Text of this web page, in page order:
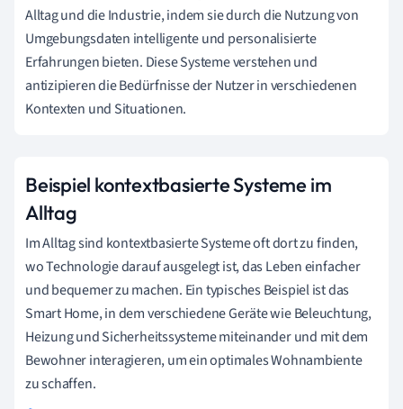
Alltag und die Industrie, indem sie durch die Nutzung von
Umgebungsdaten intelligente und personalisierte
Erfahrungen bieten. Diese Systeme verstehen und
antizipieren die Bedürfnisse der Nutzer in verschiedenen
Kontexten und Situationen.
Beispiel kontextbasierte Systeme im
Alltag
Im Alltag sind kontextbasierte Systeme oft dort zu finden,
wo Technologie darauf ausgelegt ist, das Leben einfacher
und bequemer zu machen. Ein typisches Beispiel ist das
Smart Home, in dem verschiedene Geräte wie Beleuchtung,
Heizung und Sicherheitssysteme miteinander und mit dem
Bewohner interagieren, um ein optimales Wohnambiente
zu schaffen.